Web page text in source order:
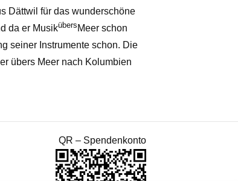
Dättwil für das wunderschöne
da er Musikübers Meer schon
seiner Instrumente schon. Die
übers Meer nach Kolumbien
QR – Spendenkonto